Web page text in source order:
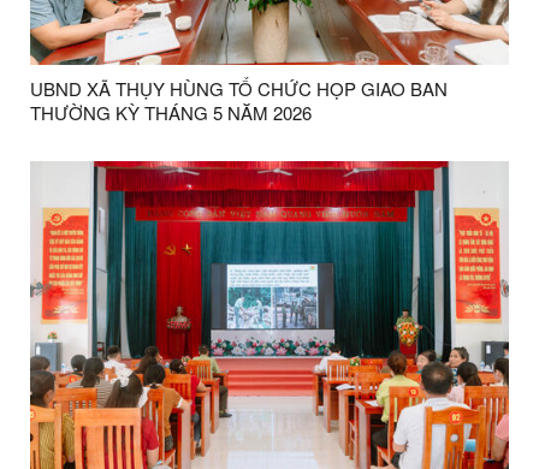
UBND XÃ THỤY HÙNG TỔ CHỨC HỌP GIAO BAN
THƯỜNG KỲ THÁNG 5 NĂM 2026